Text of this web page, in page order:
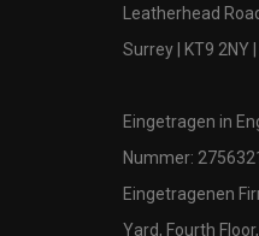
Leatherhead
Surrey | KT9 2NY
Eingetragen in
Nummer: 2756321
Eingetragenen
Yard, Fourth